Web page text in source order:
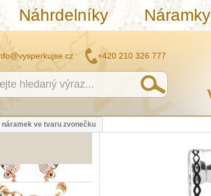
Náhrdelníky Náramky
+420 210 326 777
ve tvaru zvonečku